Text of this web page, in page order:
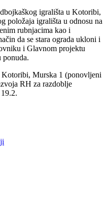
igrališta u Kotoribi,
položaja igrališta u odnosu na
rubnjacima kao i
da se stara ograda ukloni i
i Glavnom projektu
ponuda.